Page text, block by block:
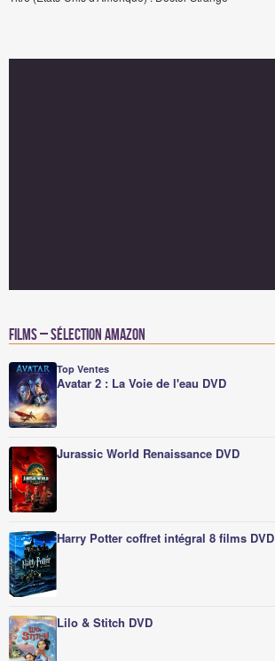
Films – Sélection Amazon
Top Ventes
Avatar 2 : La Voie de l'eau DVD
Jurassic World Renaissance DVD
Harry Potter coffret intégral 8 films DVD
Lilo & Stitch DVD